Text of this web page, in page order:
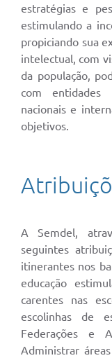
estratégias e
estimulando a
propiciando sua
intelectual, com
da população,
com entidades
nacionais e
objetivos.
A Semdel,
seguintes
itinerantes nos
educação
carentes nas
escolinhas de
Federações e
Administrar